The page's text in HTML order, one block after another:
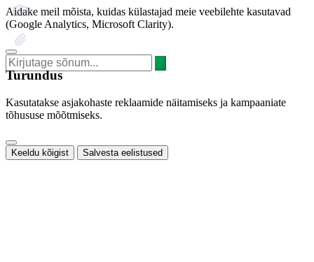
Aidake meil mõista, kuidas külastajad meie veebilehte kasutavad
(Google Analytics, Microsoft Clarity).
Turundus
Kasutatakse asjakohaste reklaamide näitamiseks ja kampaaniate
tõhususe mõõtmiseks.
Keeldu kõigist Salvesta eelistused